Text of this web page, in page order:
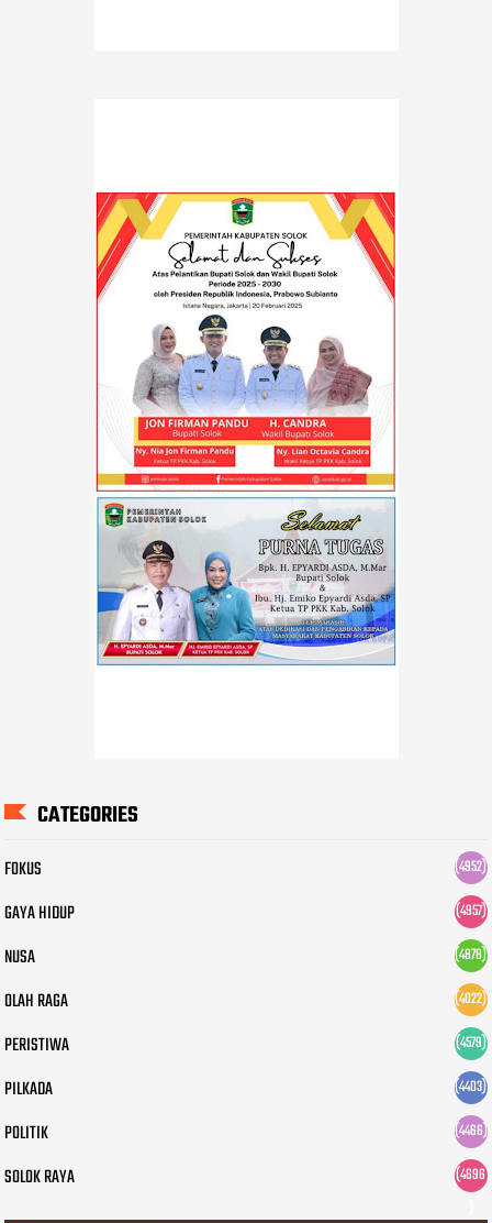
CATEGORIES
FOKUS (4952)
GAYA HIDUP (4957)
NUSA (4878)
OLAH RAGA (4022)
PERISTIWA (4579)
PILKADA (4403)
POLITIK (4466)
SOLOK RAYA
(4696